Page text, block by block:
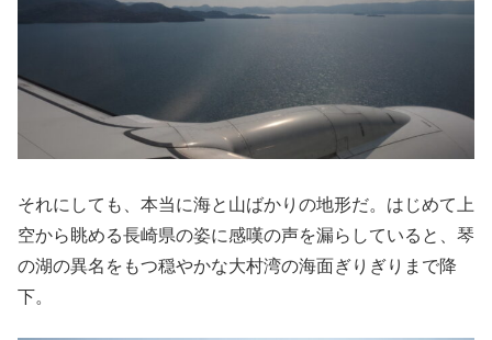
それにしても、本当に海と山ばかりの地形だ。はじめて上
空から眺める長崎県の姿に感嘆の声を漏らしていると、琴
の湖の異名をもつ穏やかな大村湾の海面ぎりぎりまで降
下。